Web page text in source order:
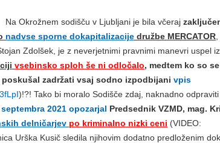
Na Okrožnem sodišču v Ljubljani je bila včeraj zaključ
nadvse sporne dokapitalizacije družbe MERCATOR
Zdolšek, je z neverjetnimi pravnimi manevri uspel
vsebinsko sploh še ni odločalo, medtem ko so
poskušal zadržati vsaj sodno izpodbijani vpis
)!?! Tako bi moralo Sodišče zdaj, naknadno odpraviti
septembra 2021 opozarjal Predsednik VZMD, mag.
delničarjev po kriminalno nizki ceni (VIDEO:
Urška Kusič sledila njihovim dodatno predloženim